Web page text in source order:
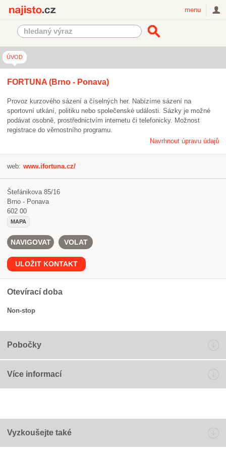
menu
ÚVOD
FORTUNA (Brno - Ponava)
Provoz kurzového sázení a číselných her. Nabízíme sázení na
sportovní utkání, politiku nebo společenské události. Sázky je možné
podávat osobně, prostřednictvím internetu či telefonicky. Možnost
registrace do věrnostního programu.
Navrhnout úpravu údajů
web: www.ifortuna.cz/
Štefánikova 85/16
Brno - Ponava
602 00
MAPA
NAVIGOVAT VOLAT
ULOŽIT KONTAKT
Otevírací doba
Non-stop
Pobočky
Více informací
Vyzkoušejte také